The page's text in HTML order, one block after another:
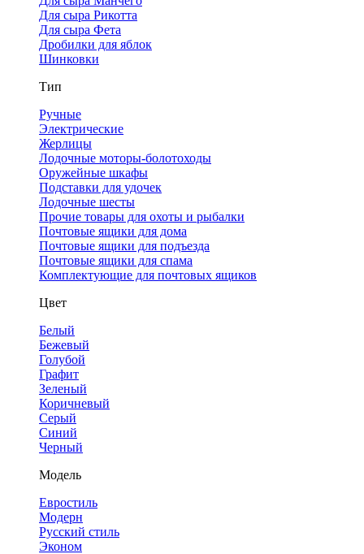
Для сыра Рикотта
Для сыра Фета
Дробилки для яблок
Шинковки
Тип
Ручные
Электрические
Жерлицы
Лодочные моторы-болотоходы
Оружейные шкафы
Подставки для удочек
Лодочные шесты
Прочие товары для охоты и рыбалки
Почтовые ящики для дома
Почтовые ящики для подъезда
Почтовые ящики для спама
Комплектующие для почтовых ящиков
Цвет
Белый
Бежевый
Голубой
Графит
Зеленый
Коричневый
Серый
Синий
Черный
Модель
Евростиль
Модерн
Русский стиль
Эконом